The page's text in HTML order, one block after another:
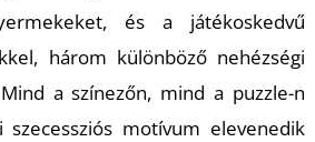
és a játékoskedvű
három különböző nehézségi
a színezőn, mind a puzzle-n
szecessziós motívum elevenedik